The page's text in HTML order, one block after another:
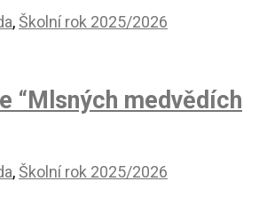
, Školní rok 2025/2026
“Mlsných medvědích
, Školní rok 2025/2026